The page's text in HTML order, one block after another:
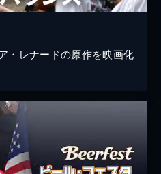
・レナードの原作を映画化